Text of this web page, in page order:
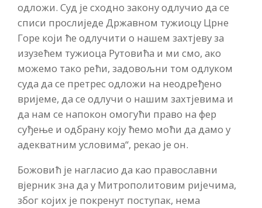
одложи. Суд је сходно закону одлучио да се
списи прослиједе Државном тужиоцу Црне
Горе који ће одлучити о нашем захтјеву за
изузећем тужиоца Рутовића и ми смо, ако
можемо тако рећи, задовољни том одлуком
суда да се претрес одложи на неодређено
вријеме, да се одлучи о нашим захтјевима и
да нам се напокон омогући право на фер
суђење и одбрану коју ћемо моћи да дамо у
адекватним условима“, рекао је он.
Божовић је нагласио да као православни
вјерник зна да у Митрополитовим ријечима,
због којих је покренут поступак, нема